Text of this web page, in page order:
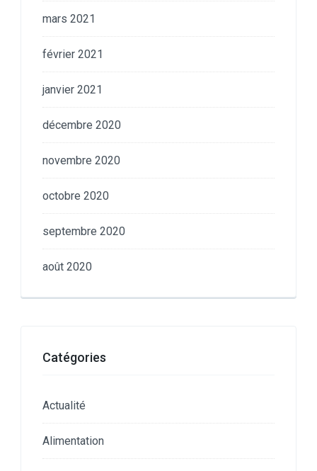
mars 2021
février 2021
janvier 2021
décembre 2020
novembre 2020
octobre 2020
septembre 2020
août 2020
Catégories
Actualité
Alimentation